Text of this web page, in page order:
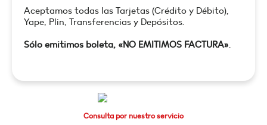
Aceptamos todas las Tarjetas (Crédito y Débito),
Yape, Plin, Transferencias y Depósitos.
Sólo emitimos boleta, «NO EMITIMOS FACTURA».
Consulta por nuestro servicio